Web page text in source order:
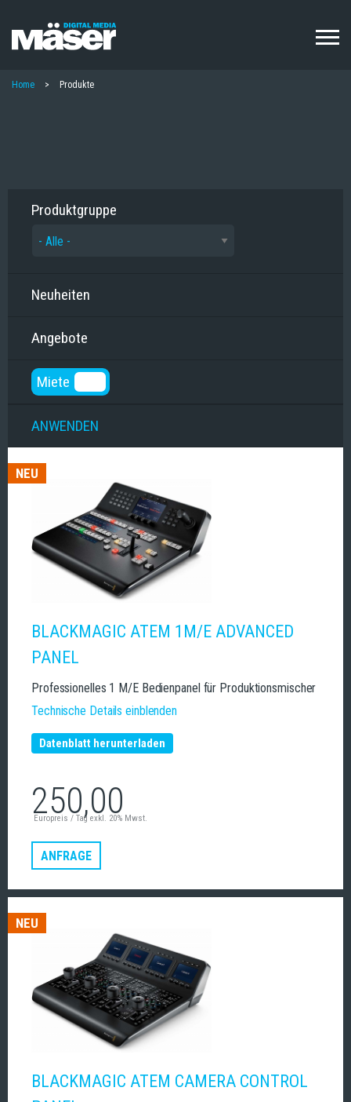
zum
PFADNAVIGATION
Home Produkte
Produktgruppe
Neuheiten
Angebote
Miete
BLACKMAGIC ATEM 1M/E ADVANCED
PANEL
Professionelles 1 M/E Bedienpanel für Produktionsmischer
Technische Details einblenden
Datenblatt herunterladen
250,00
Europreis / Tag exkl. 20% Mwst.
ANFRAGE
NEU
BLACKMAGIC ATEM CAMERA CONTROL
NEU